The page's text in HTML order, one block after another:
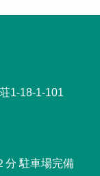
1-18-1-101
分 駐車場完備